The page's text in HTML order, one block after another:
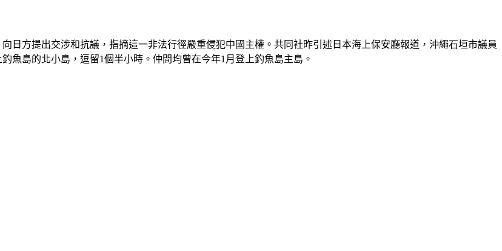
日方提出交涉和抗議，指摘這一非法行徑嚴重侵犯中國主權。共同社昨引述日本海上保安廳報道，沖繩石垣市議員
魚島的北小島，逗留1個半小時。仲間均曾在今年1月登上釣魚島主島。